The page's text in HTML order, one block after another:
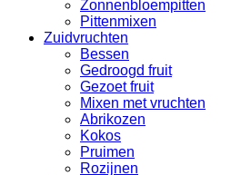
Zonnenbloempitten
Pittenmixen
Zuidvruchten
Bessen
Gedroogd fruit
Gezoet fruit
Mixen met vruchten
Abrikozen
Kokos
Pruimen
Rozijnen